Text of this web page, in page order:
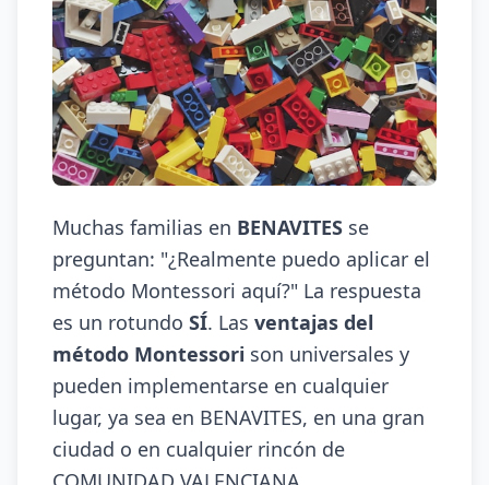
Muchas familias en BENAVITES se
preguntan: "¿Realmente puedo aplicar el
método Montessori aquí?" La respuesta
es un rotundo SÍ. Las ventajas del
método Montessori son universales y
pueden implementarse en cualquier
lugar, ya sea en BENAVITES, en una gran
ciudad o en cualquier rincón de